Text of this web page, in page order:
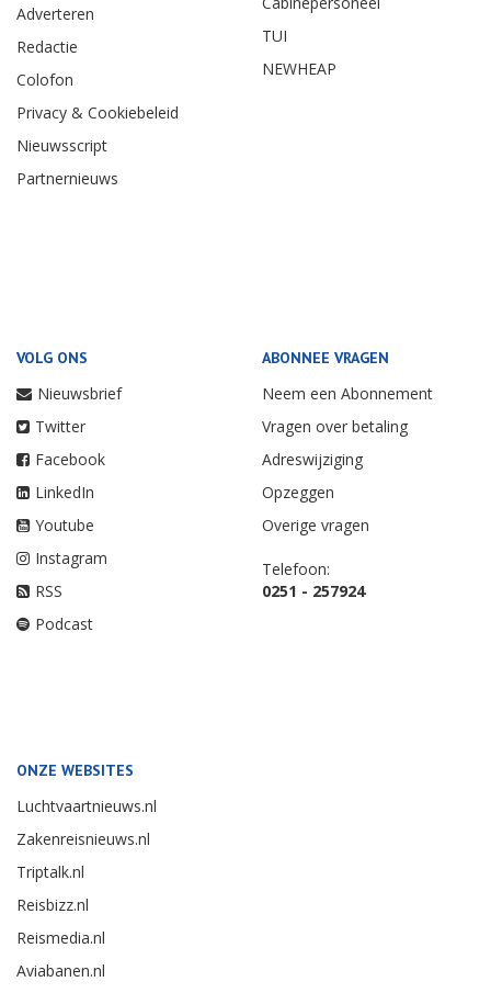
Adverteren
Redactie
Colofon
Privacy & Cookiebeleid
Nieuwsscript
Partnernieuws
TUI
NEWHEAP
VOLG ONS
Nieuwsbrief
Twitter
Facebook
LinkedIn
Youtube
Instagram
RSS
Podcast
ABONNEE VRAGEN
Neem een Abonnement
Vragen over betaling
Adreswijziging
Opzeggen
Overige vragen
Telefoon:
0251 - 257924
ONZE WEBSITES
Luchtvaartnieuws.nl
Zakenreisnieuws.nl
Triptalk.nl
Reisbizz.nl
Reismedia.nl
Aviabanen.nl